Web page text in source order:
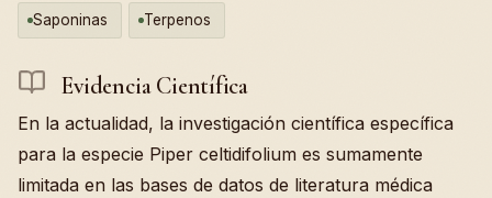
Saponinas Terpenos
Evidencia Científica
En la actualidad, la investigación científica específica
para la especie Piper celtidifolium es sumamente
limitada en las bases de datos de literatura médica